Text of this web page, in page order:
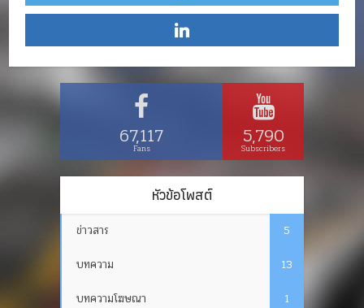
67,117
Fans 5,790
Subscribers
หัวข้อโพสต์
ข่าวสาร
5
บทความ
13
บทความโฆษณา
1